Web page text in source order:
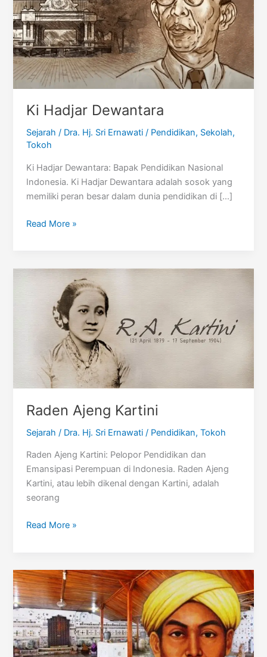
Ki Hadjar Dewantara
Sejarah / Dra. Hj. Sri Ernawati/ Pendidikan, Sekolah,
Tokoh
Ki Hadjar Dewantara: Bapak Pendidikan Nasional
Indonesia. Ki Hadjar Dewantara adalah sosok yang
memiliki peran besar dalam dunia pendidikan di […]
Ki
Read More »
Raden Ajeng Kartini
Sejarah / Dra. Hj. Sri Ernawati/ Pendidikan,Tokoh
Raden Ajeng Kartini: Pelopor Pendidikan dan
Emansipasi Perempuan di Indonesia. Raden Ajeng
Kartini, atau lebih dikenal dengan Kartini, adalah
seorang
Raden
Read More »